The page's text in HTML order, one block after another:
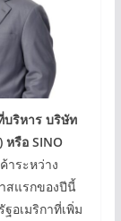
ริหาร บริษัท
รือ SINO
าระหว่าง
สแรกของปีนี้
อเมริกาที่เพิ่ม